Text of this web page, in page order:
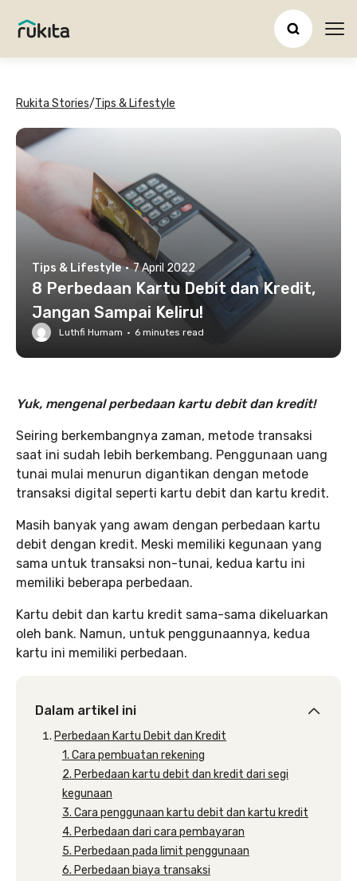
Rukita Stories/Tips & Lifestyle
Tips & Lifestyle · 7 April 2022
8 Perbedaan Kartu Debit dan Kredit,
Jangan Sampai Keliru!
Luthfi Humam · 6 minutes read
Yuk, mengenal perbedaan kartu debit dan kredit!
Seiring berkembangnya zaman, metode transaksi
saat ini sudah lebih berkembang. Penggunaan uang
tunai mulai menurun digantikan dengan metode
transaksi digital seperti kartu debit dan kartu kredit.
Masih banyak yang awam dengan perbedaan kartu
debit dengan kredit. Meski memiliki kegunaan yang
sama untuk transaksi non-tunai, kedua kartu ini
memiliki beberapa perbedaan.
Kartu debit dan kartu kredit sama-sama dikeluarkan
oleh bank. Namun, untuk penggunaannya, kedua
kartu ini memiliki perbedaan.
Dalam artikel ini
Perbedaan Kartu Debit dan Kredit
1. Cara pembuatan rekening
2. Perbedaan kartu debit dan kredit dari segi
kegunaan
3. Cara penggunaan kartu debit dan kartu kredit
4. Perbedaan dari cara pembayaran
5. Perbedaan pada limit penggunaan
6. Perbedaan biaya transaksi